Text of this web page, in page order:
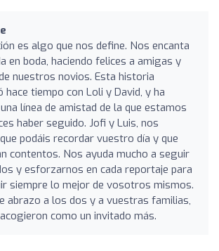
es algo que nos define. Nos encanta
en boda, haciendo felices a amigas y
nuestros novios. Esta historia
hace tiempo con Loli y David, y ha
línea de amistad de la que estamos
haber seguido. Jofi y Luis, nos
podáis recordar vuestro día y que
contentos. Nos ayuda mucho a seguir
y esforzarnos en cada reportaje para
siempre lo mejor de vosotros mismos.
abrazo a los dos y a vuestras familias,
como un invitado más.